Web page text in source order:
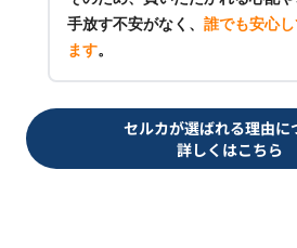
手放す不安がなく、 誰でも安心
ます。
セルカが選ばれる理由に
詳しくはこちら